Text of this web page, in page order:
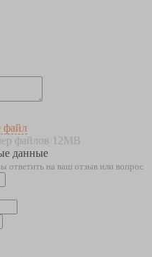
файл
файлов 12MB
данные
на ваш отзыв или вопрос